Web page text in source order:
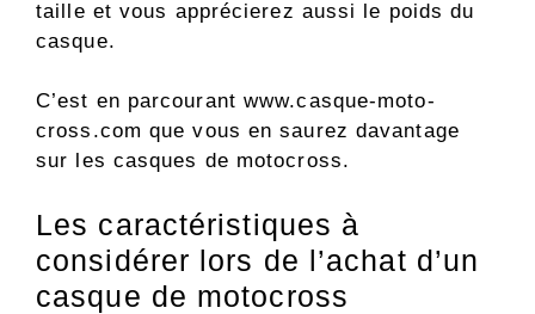
taille et vous apprécierez aussi le poids du
casque.
C’est en parcourant www.casque-moto-
cross.com que vous en saurez davantage
sur les casques de motocross.
Les caractéristiques à
considérer lors de l’achat d’un
casque de motocross